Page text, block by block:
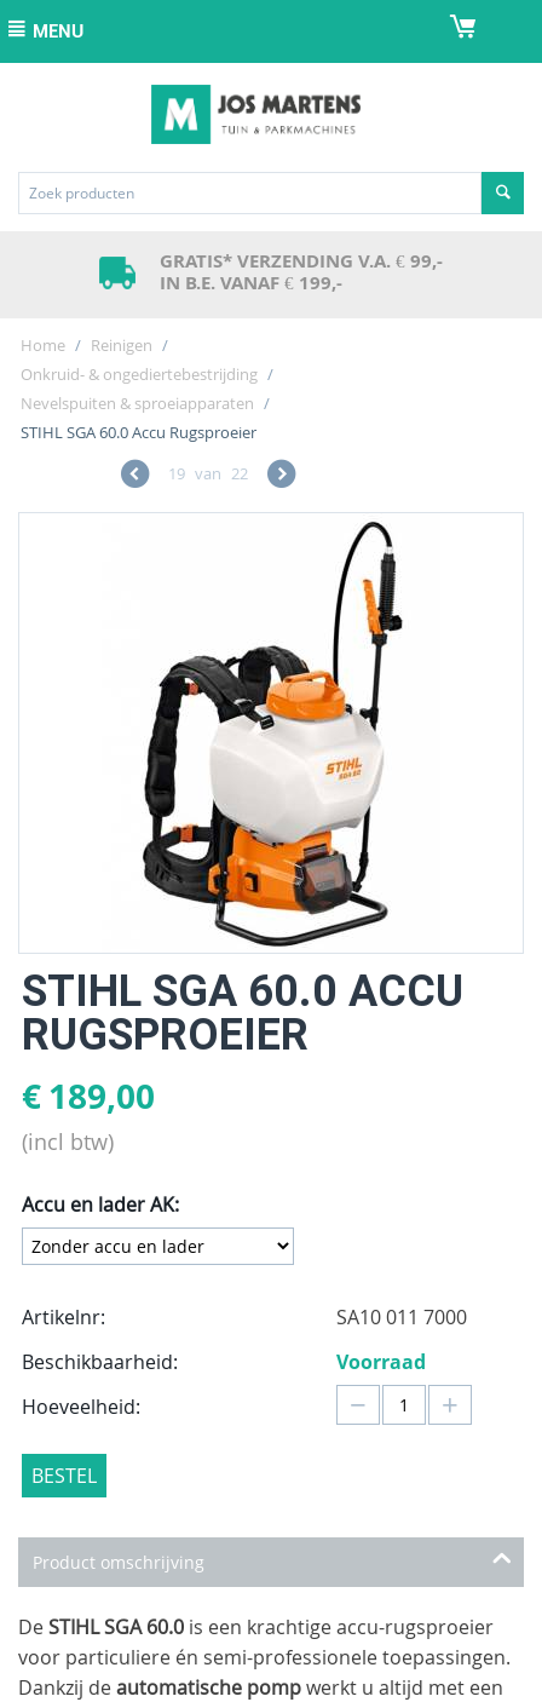
MENU
GRATIS* VERZENDING V.A. € 99,-
IN B.E. VANAF € 199,-
Home / Reinigen /
Onkruid- & ongediertebestrijding /
Nevelspuiten & sproeiapparaten /
STIHL SGA 60.0 Accu Rugsproeier
19 van 22
STIHL SGA 60.0 ACCU
RUGSPROEIER
€189,00
(incl btw)
Accu en lader AK:
Artikelnr:
SA10 011 7000
Beschikbaarheid:
Voorraad
Hoeveelheid:
+
−
BESTEL
Product omschrijving
DeSTIHL SGA 60.0 is een krachtige accu-rugsproeier
voor particuliere én semi-professionele toepassingen.
Dankzij deautomatische pompwerkt u altijd met een